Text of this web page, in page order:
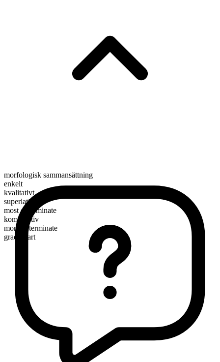
morfologisk sammansättning
enkelt
kvalitativt
superlativ
most determinate
komparativ
more determinate
graderbart